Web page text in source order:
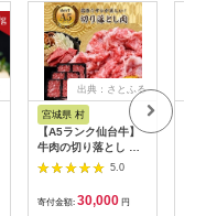
出典：さとふる
宮城県 村
【A5ランク仙台牛】
牛肉の切り落とし 合
計1.8kg(300g×6) 小
分けで使い勝手も◎
5.0
寄付金額: 30,000 円